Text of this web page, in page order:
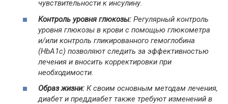
чувствительности к инсулину.
Контроль уровня глюкозы: Регулярный контроль
уровня глюкозы в крови с помощью глюкометра
и/или контроль гликированного гемоглобина
(HbA1c) позволяют следить за эффективностью
лечения и вносить корректировки при
необходимости.
Образ жизни: К своим основным методам лечения,
диабет и преддиабет также требуют изменений в